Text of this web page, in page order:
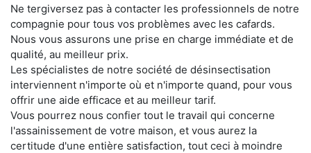
Ne tergiversez pas à contacter les professionnels de notre
compagnie pour tous vos problèmes avec les cafards.
Nous vous assurons une prise en charge immédiate et de
qualité, au meilleur prix.
Les spécialistes de notre société de désinsectisation
interviennent n'importe où et n'importe quand, pour vous
offrir une aide efficace et au meilleur tarif.
Vous pourrez nous confier tout le travail qui concerne
l'assainissement de votre maison, et vous aurez la
certitude d'une entière satisfaction, tout ceci à moindre